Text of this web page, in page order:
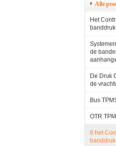
Alle
Het
banddruk
de
De Druk
de
Bus
OTR
6 het
banddruk